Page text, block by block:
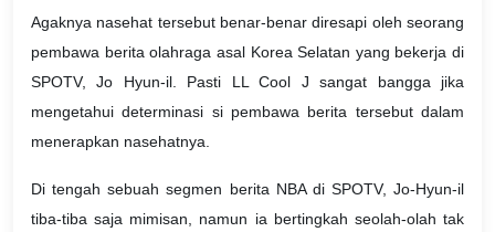
Agaknya nasehat tersebut benar-benar diresapi oleh seorang
pembawa berita olahraga asal Korea Selatan yang bekerja di
SPOTV, Jo Hyun-il. Pasti LL Cool J sangat bangga jika
mengetahui determinasi si pembawa berita tersebut dalam
menerapkan nasehatnya.
Di tengah sebuah segmen berita NBA di SPOTV, Jo-Hyun-il
tiba-tiba saja mimisan, namun ia bertingkah seolah-olah tak